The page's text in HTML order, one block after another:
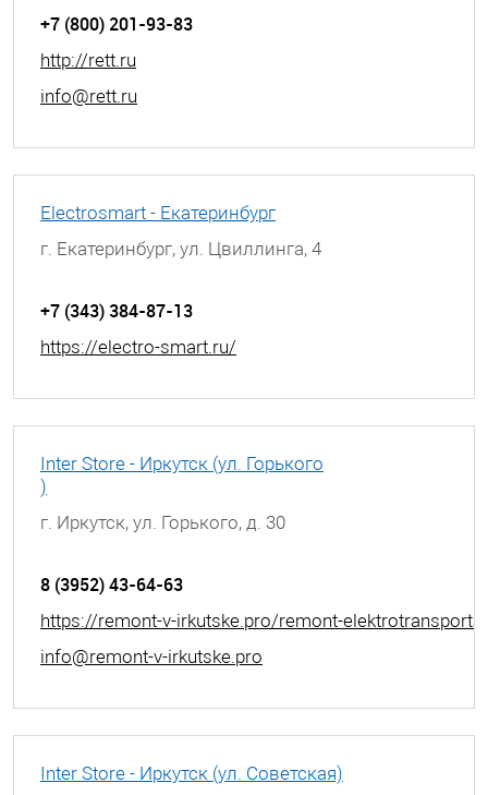
+7 (800) 201-93-83
http://rett.ru
info@rett.ru
Electrosmart - Екатеринбург
г. Екатеринбург, ул. Цвиллинга, 4
+7 (343) 384-87-13
https://electro-smart.ru/
Inter Store - Иркутск (ул. Горького
)
г. Иркутск, ул. Горького, д. 30
8 (3952) 43-64-63
https://remont-v-irkutske.pro/remont-elektrotransporta
info@remont-v-irkutske.pro
Inter Store - Иркутск (ул. Советская)